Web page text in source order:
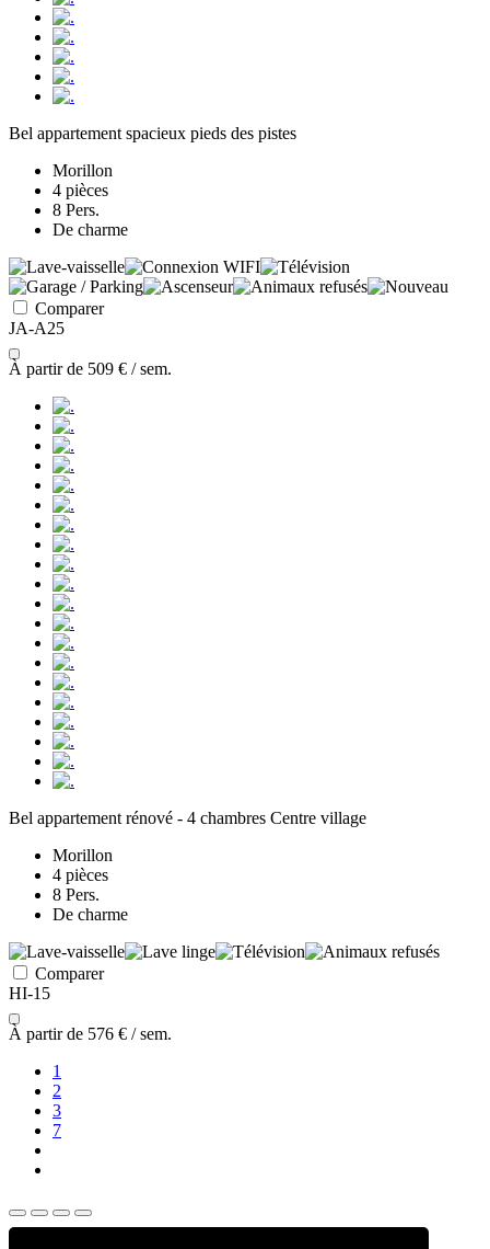
Bel appartement spacieux pieds des pistes
Morillon
4 pièces
8 Pers.
De charme
Comparer
JA-A25
À partir de 509 € / sem.
Bel appartement rénové - 4 chambres Centre village
Morillon
4 pièces
8 Pers.
De charme
Comparer
HI-15
À partir de 576 € / sem.
1
2
3
7